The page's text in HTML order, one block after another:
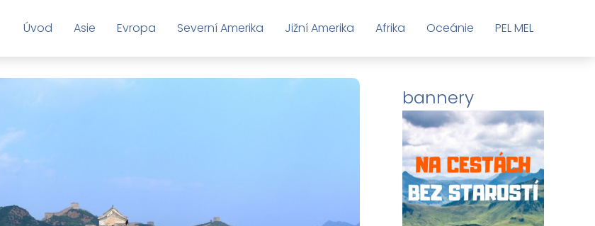
Úvod Asie Evropa Severní Amerika Jižní Amerika Afrika Oceánie PEL MEL
bannery
Toplist